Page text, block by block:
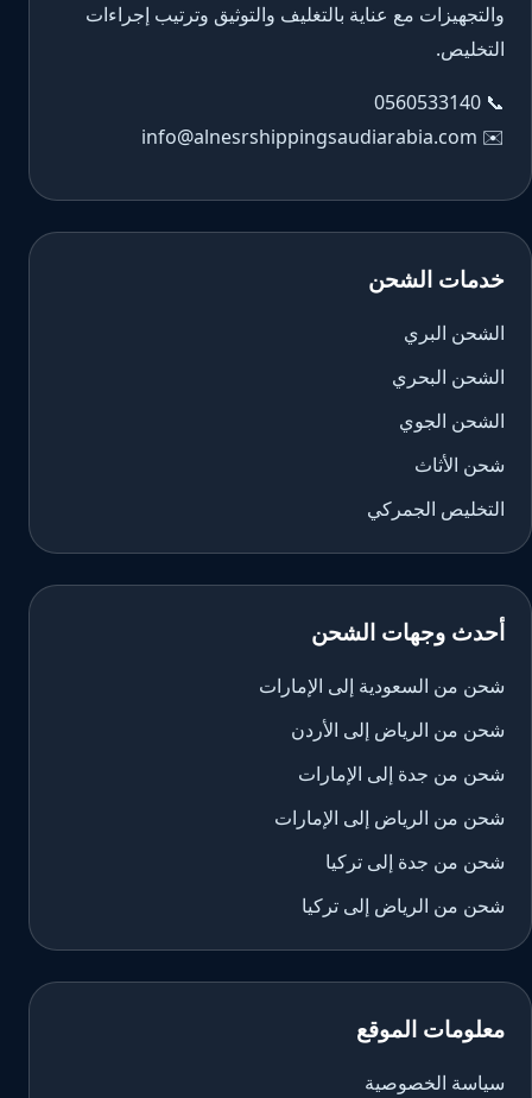
والتجهيزات مع عناية بالتغليف والتوثيق وترتيب إجراءات
التخليص.
📞
0560533140
✉️
info@alnesrshippingsaudiarabia.com
خدمات الشحن
الشحن البري
الشحن البحري
الشحن الجوي
شحن الأثاث
التخليص الجمركي
أحدث وجهات الشحن
شحن من السعودية إلى الإمارات
شحن من الرياض إلى الأردن
شحن من جدة إلى الإمارات
شحن من الرياض إلى الإمارات
شحن من جدة إلى تركيا
شحن من الرياض إلى تركيا
معلومات الموقع
سياسة الخصوصية